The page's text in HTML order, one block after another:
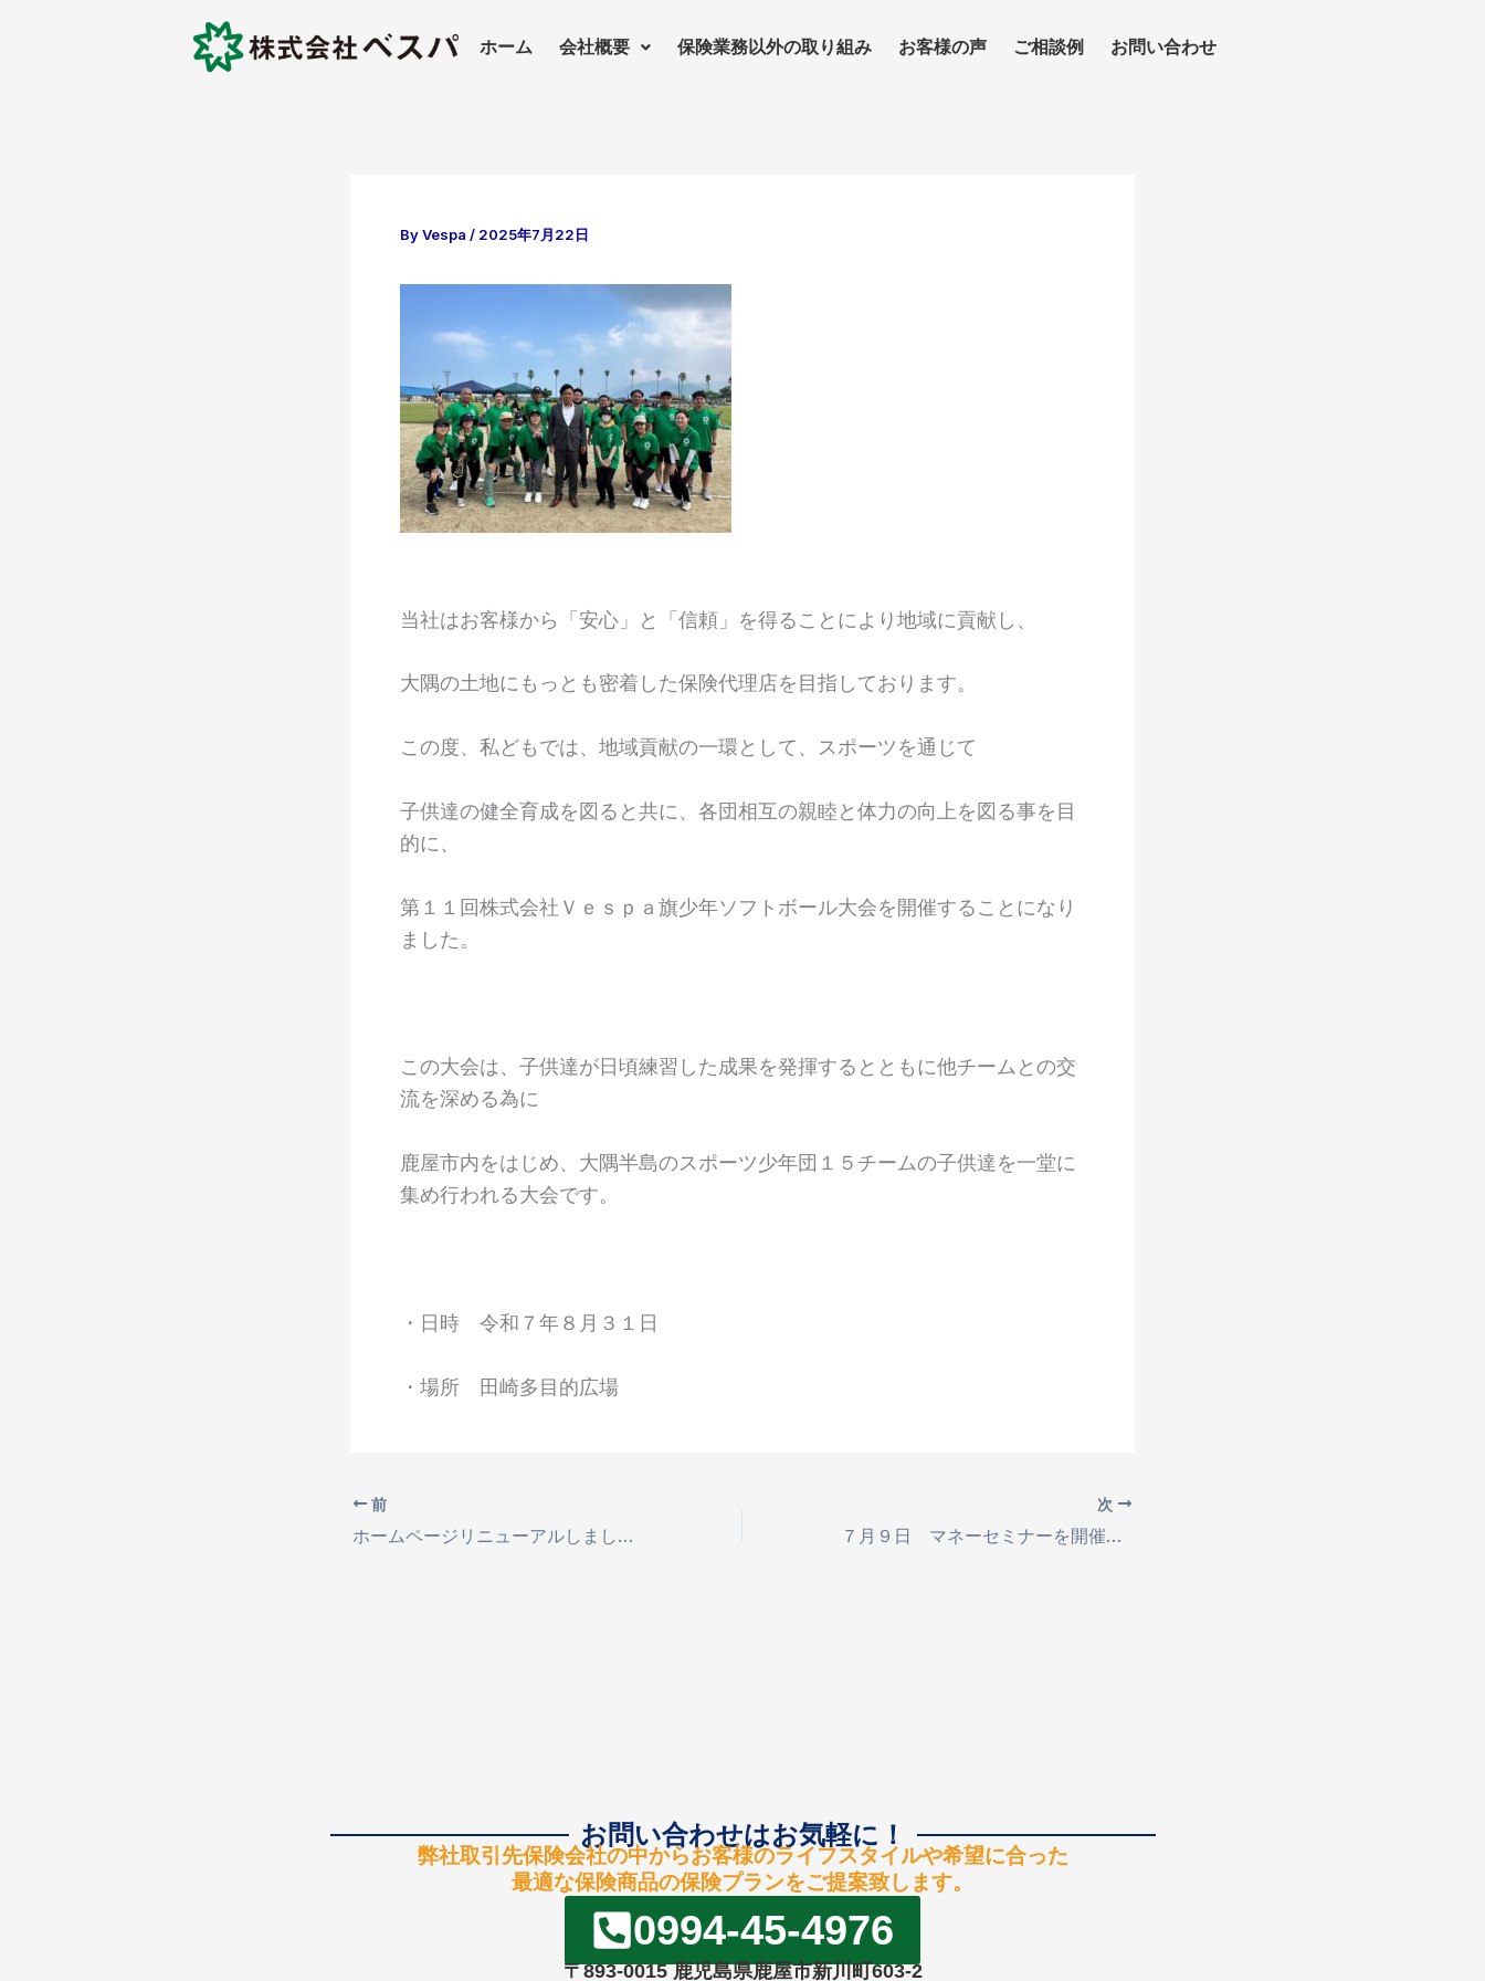
ホーム 会社概要 保険業務以外の取り組み お客様の声 ご相談例 お問い合わせ
ByVespa / 2025年7月22日
当社はお客様から「安心」と「信頼」を得ることにより地域に貢献し、
大隅の土地にもっとも密着した保険代理店を目指しております。
この度、私どもでは、地域貢献の一環として、スポーツを通じて
子供達の健全育成を図ると共に、各団相互の親睦と体力の向上を図る事を目
的に、
第１１回株式会社Ｖｅｓｐａ旗少年ソフトボール大会を開催することになり
ました。
この大会は、子供達が日頃練習した成果を発揮するとともに他チームとの交
流を深める為に
鹿屋市内をはじめ、大隅半島のスポーツ少年団１５チームの子供達を一堂に
集め行われる大会です。
・日時 令和７年８月３１日
・場所 田崎多目的広場
前
ホームページリニューアルしました！！！
次
７月９日 マネーセミナーを開催しました！
お問い合わせはお気軽に！
弊社取引先保険会社の中からお客様のライフスタイルや希望に合った
最適な保険商品の保険プランをご提案致します。
0994-45-4976
〒893-0015 鹿児島県鹿屋市新川町603-2